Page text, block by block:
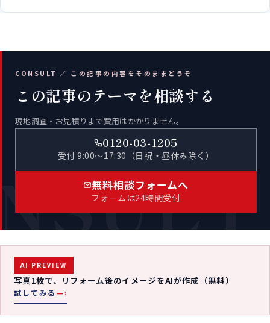
CONSULT ／ この記事の内容をそのままどうぞ
この記事のテーマを相談する
現地調査・お見積りまで費用はかかりません。
0120-03-1205
受付 9:00〜17:30（日祝・昼休み除く）
無料相談フォームへ
フォームは24時間受付
AI PREVIEW
写真1枚で、リフォーム後のイメージをAIが作成（無料）
試してみる —›